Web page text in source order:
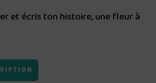
et écris ton histoire, une fleur à